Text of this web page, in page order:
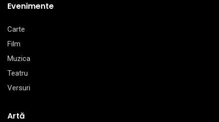
Evenimente
Carte
Film
Muzica
Teatru
Versuri
Artă